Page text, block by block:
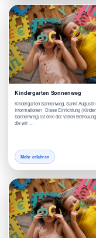
Kindergarten Sonnenweg
Kindergarten Sonnenweg, Sankt
Informationen Diese Einrichtung
Sonnenweg) ist eine der vielen
die wir …
Mehr erfahren